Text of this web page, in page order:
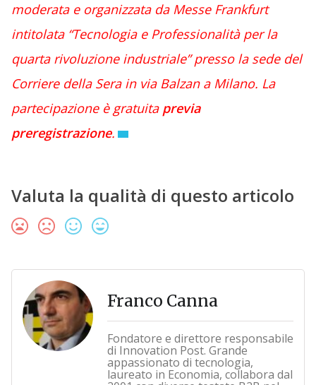
moderata e organizzata da Messe Frankfurt
intitolata “Tecnologia e Professionalità per la
quarta rivoluzione industriale” presso la sede del
Corriere della Sera in via Balzan a Milano. La
partecipazione è gratuita previa
preregistrazione.
Valuta la qualità di questo articolo
Franco Canna
Fondatore e direttore responsabile
di Innovation Post. Grande
appassionato di tecnologia,
laureato in Economia, collabora dal